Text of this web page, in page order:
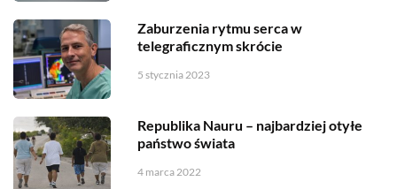
Zaburzenia rytmu serca w
telegraficznym skrócie
5 stycznia 2023
Republika Nauru – najbardziej otyłe
państwo świata
4 marca 2022